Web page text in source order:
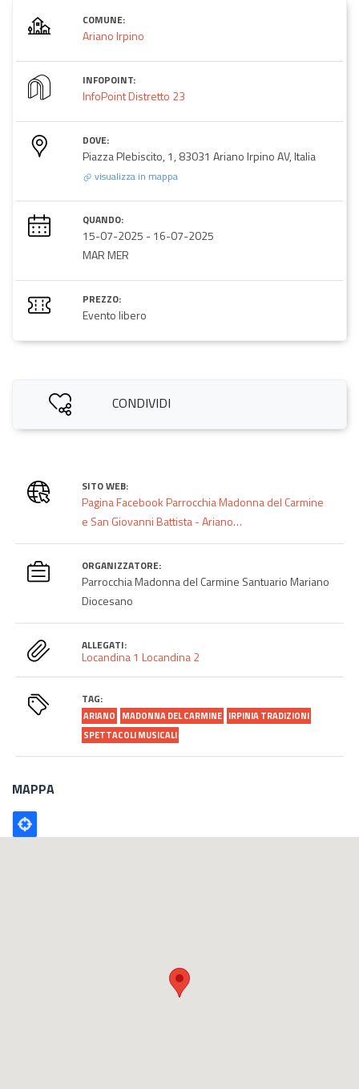
COMUNE:
Ariano Irpino
INFOPOINT:
InfoPoint Distretto 23
DOVE:
Piazza Plebiscito, 1, 83031 Ariano Irpino AV, Italia
visualizza in mappa
QUANDO:
15-07-2025 -16-07-2025
MAR MER
PREZZO:
Evento libero
CONDIVIDI
SITO WEB:
Pagina Facebook Parrocchia Madonna del Carmine
e San Giovanni Battista - Ariano…
ORGANIZZATORE:
Parrocchia Madonna del Carmine Santuario Mariano
Diocesano
ALLEGATI:
Locandina 1Locandina 2
TAG:
ARIANO MADONNA DEL CARMINE IRPINIA TRADIZIONI
SPETTACOLI MUSICALI
MAPPA
Poligono
GEO